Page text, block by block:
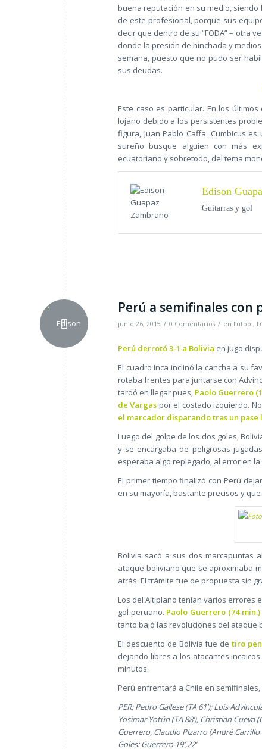
buena reputación en su medio, siendo
de este profesional, porque sus
decir que dentro de su “FODA” – otra
donde la presión de hinchada y
semana, puesto que no pudo ser
sus deudas.
Este caso es particular. En los
lojano debido a los persistentes
figura, Juan Pablo Caffa. Cumbicus
sureño busque alguien con más
ecuatoriano y sobretodo, del tema
Edison
Guitarras y gol
Perú a semifinales con
junio 26, 2015 / 0 Comentarios / en Fútbol,
Perú derrotó 3-1 a Bolivia en jugo
El cuadro Inca inclinó la cancha a su
rotaba frentes para juntarse con
tardó en llegar pues, Paolo Guerrero
de Vargas por el costado izquierdo.
el marcador disparando tras un pase
Luego del golpe de los dos goles,
y se encargaba de peligrosas
esperaba algo replegado, al error en
El primer tiempo finalizó con Perú
en su mayoría, bastante precisos y
Bolivia sacó a sus dos marcapuntas
ataque boliviano que se aproximaba
atrás. El trámite fue de propuesta sin
Los del Altiplano tenían varios errores
gol peruano. Paolo Guerrero (74
tanto bajó las revoluciones del ataque
El descuento de Bolivia fue detiro
dejando libres a los atacantes
minutos.
Perú enfrentará a Chile en
PER: Pedro Gallese (TA 61’); Luis
Yosimar Yotún (TA 88’), Christian Cueva
Guerrero, Claudio Pizarro (André Carrillo
Goles: Guerrero 19′,22’